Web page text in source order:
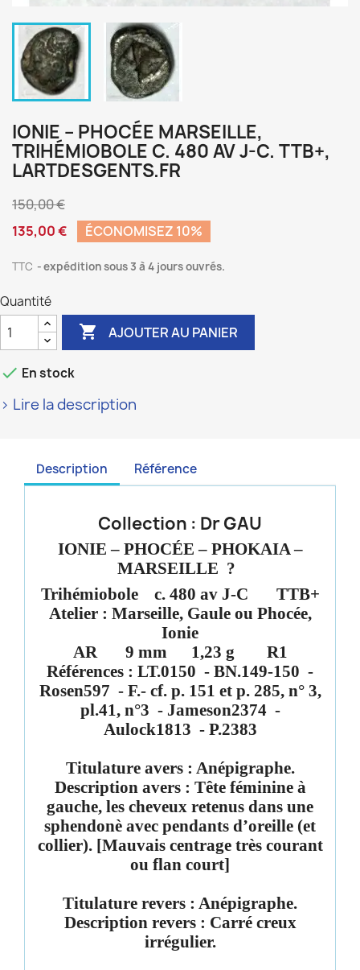
IONIE – PHOCÉE MARSEILLE,
TRIHÉMIOBOLE C. 480 AV J-C. TTB+,
LARTDESGENTS.FR
150,00 €
135,00 €
ÉCONOMISEZ 10%
TTC expédition sous 3 à 4 jours ouvrés.
Quantité
 AJOUTER AU PANIER
 En stock
> Lire la description
Description Référence
Collection : Dr GAU
IONIE – PHOCÉE – PHOKAIA –
MARSEILLE ?
Trihémiobole
c. 480 av J-C
TTB+
Atelier : Marseille, Gaule ou Phocée,
Ionie
AR
9 mm 1,23 g
R1
Références : LT.0150 - BN.149-150 -
Rosen597 - F.- cf. p. 151 et p. 285, n° 3,
pl.41, n°3 - Jameson2374 -
Aulock1813 - P.2383
Titulature avers : Anépigraphe.
Description avers : Tête féminine à
gauche, les cheveux retenus dans une
sphendonè avec pendants d’oreille (et
collier). [Mauvais centrage très courant
ou flan court]
Titulature revers : Anépigraphe.
Description revers : Carré creux
irrégulier.